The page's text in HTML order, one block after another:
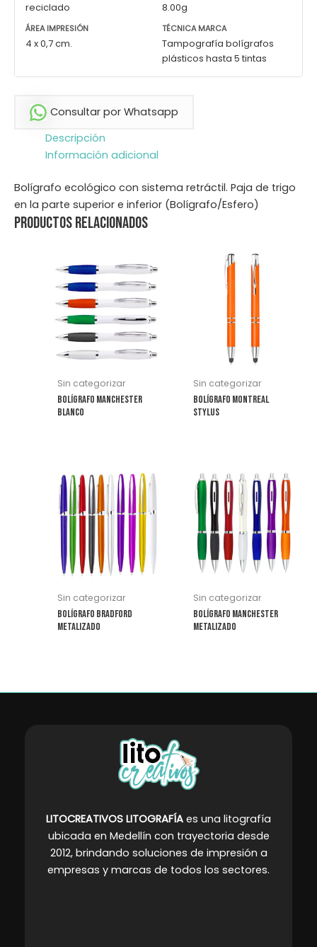
reciclado 8.00g
ÁREA IMPRESIÓN
4 x 0,7 cm.
TÉCNICA MARCA
Tampografía bolígrafos
plásticos hasta 5 tintas
Consultar por Whatsapp
Descripción
Información adicional
Bolígrafo ecológico con sistema retráctil. Paja de trigo
en la parte superior e inferior (Bolígrafo/Esfero)
Productos relacionados
Sin categorizar
Bolígrafo Manchester
Blanco
producto
tiene
múltiples
variantes.
Las
opciones
pueden
elegir
de
producto
Sin categorizar
Bolígrafo Montreal
Stylus
producto
variantes.
opciones
pueden
elegir
de
producto
Sin categorizar
Bolígrafo Bradford
Metalizado
producto
tiene
múltiples
variantes.
Las
opciones
pueden
elegir
de
Sin categorizar
Bolígrafo Manchester
Metalizado
Este
producto
tiene
múltiples
variantes.
Las
opciones
pueden
elegir
de
LITOCREATIVOS LITOGRAFÍA es una litografía
ubicada en Medellín con trayectoria desde
2012, brindando soluciones de impresión a
empresas y marcas de todos los sectores.